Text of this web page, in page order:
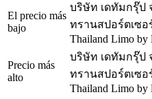
El precio más
bajo
บริษัท เดทัมกรุ๊ป
ทรานสปอร์ตเซอร์
Thailand Limo by
Precio más
alto
บริษัท เดทัมกรุ๊ป
ทรานสปอร์ตเซอร์
Thailand Limo by